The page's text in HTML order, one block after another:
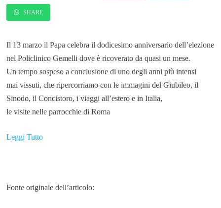
SHARE
Il 13 marzo il Papa celebra il dodicesimo anniversario dell’elezione
nel Policlinico Gemelli dove è ricoverato da quasi un mese.
Un tempo sospeso a conclusione di uno degli anni più intensi
mai vissuti, che ripercorriamo con le immagini del Giubileo, il
Sinodo, il Concistoro, i viaggi all’estero e in Italia,
le visite nelle parrocchie di Roma
Leggi Tutto
Fonte originale dell’articolo: